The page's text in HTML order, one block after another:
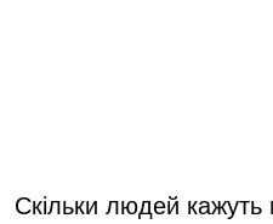
Скільки людей кажуть